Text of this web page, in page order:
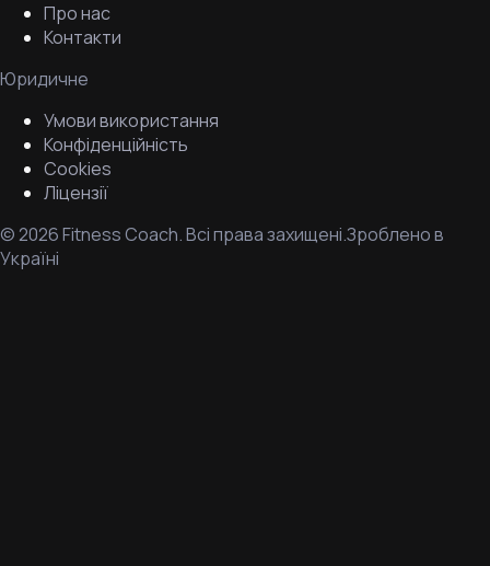
Про нас
Контакти
Юридичне
Умови використання
Конфіденційність
Cookies
Ліцензії
©2026Fitness Coach.Всі права захищені.Зроблено в
Україні